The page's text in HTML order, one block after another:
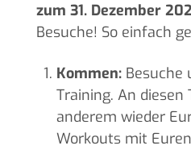
zum 31. Dezember
Besuche! So einfach
Kommen:Besuche
Training. An
anderem wieder
Workouts mit